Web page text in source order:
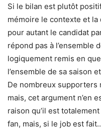
Si le bilan est plutôt
mémoire le contexte et la
pour autant le candidat
répond pas à l’ensemble
logiquement remis en
l’ensemble de sa saison
De nombreux supporters
mais, cet argument n’en
raison qu’il est
fan, mais, si le job est